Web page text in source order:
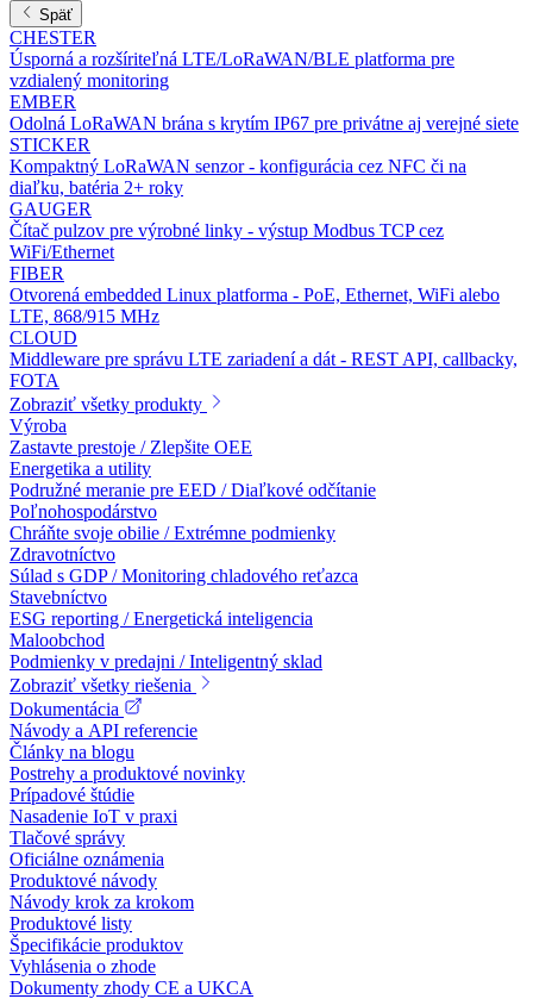
Späť
CHESTER
Úsporná a rozšíriteľná LTE/LoRaWAN/BLE platforma pre
vzdialený monitoring
EMBER
Odolná LoRaWAN brána s krytím IP67 pre privátne aj verejné siete
STICKER
Kompaktný LoRaWAN senzor - konfigurácia cez NFC či na
diaľku, batéria 2+ roky
GAUGER
Čítač pulzov pre výrobné linky - výstup Modbus TCP cez
WiFi/Ethernet
FIBER
Otvorená embedded Linux platforma - PoE, Ethernet, WiFi alebo
LTE, 868/915 MHz
CLOUD
Middleware pre správu LTE zariadení a dát - REST API, callbacky,
FOTA
Zobraziť všetky produkty
Výroba
Zastavte prestoje / Zlepšite OEE
Energetika a utility
Podružné meranie pre EED / Diaľkové odčítanie
Poľnohospodárstvo
Chráňte svoje obilie / Extrémne podmienky
Zdravotníctvo
Súlad s GDP / Monitoring chladového reťazca
Stavebníctvo
ESG reporting / Energetická inteligencia
Maloobchod
Podmienky v predajni / Inteligentný sklad
Zobraziť všetky riešenia
Dokumentácia
Návody a API referencie
Články na blogu
Postrehy a produktové novinky
Prípadové štúdie
Nasadenie IoT v praxi
Tlačové správy
Oficiálne oznámenia
Produktové návody
Návody krok za krokom
Produktové listy
Špecifikácie produktov
Vyhlásenia o zhode
Dokumenty zhody CE a UKCA